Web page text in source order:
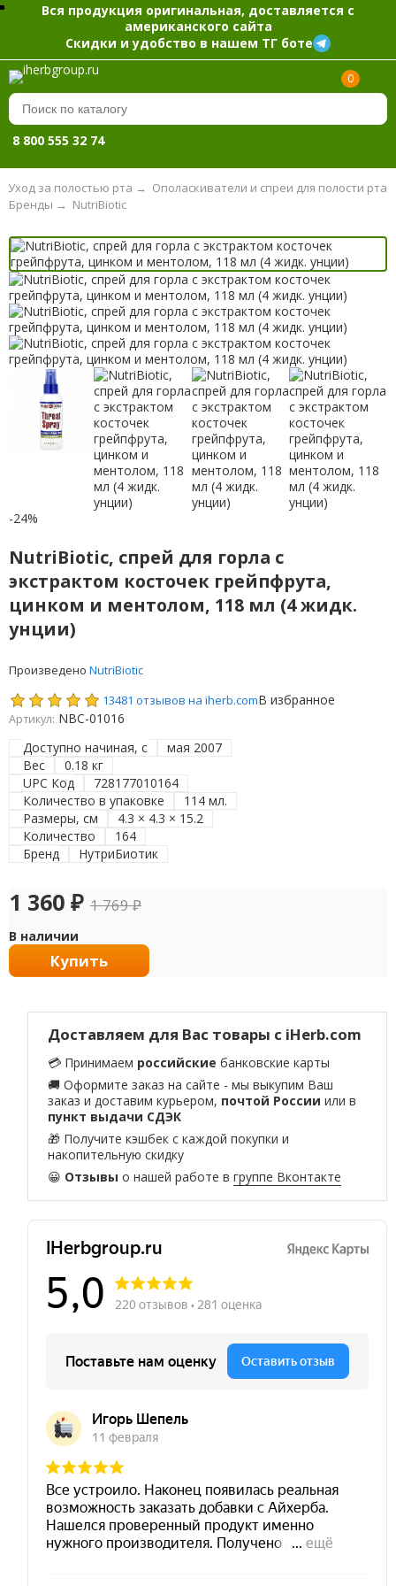
Вся продукция оригинальная, доставляется с
американского сайта
Скидки и удобство в нашем ТГ боте
0
8 800 555 32 74
Уход за полостью рта → Ополаскиватели и спреи для полости рта
NutriBiotic
Бренды →
-24%
NutriBiotic, спрей для горла с
экстрактом косточек грейпфрута,
цинком и ментолом, 118 мл (4 жидк.
унции)
Произведено NutriBiotic
13481 отзывов на iherb.comВ избранное
Артикул: NBC-01016
Доступно начиная, с
мая 2007
Вес
0.18 кг
UPC Код
728177010164
Количество в упаковке
114 мл.
Размеры, см
4.3 × 4.3 × 15.2
Количество
164
Бренд
НутриБиотик
1 360 ₽ 1 769₽
В наличии
Купить
Доставляем для Вас товары с iHerb.com
💳 Принимаем российские банковские карты
🚚 Оформите заказ на сайте - мы выкупим Ваш
заказ и доставим курьером, почтой России или в
пункт выдачи СДЭК
🎁 Получите кэшбек с каждой покупки и
накопительную скидку
😀 Отзывы о нашей работе вгруппе Вконтакте